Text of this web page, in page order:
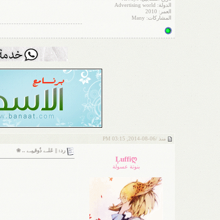
الدولة: Advertising world
العمر: 2010
المشاركات: Many
منذ /06-08-2014, 03:15 PM
Ļuffiღ
بنوتة عسولة
رد: || عَلـﮯ ذُوقـِيـﮯ .. ❀